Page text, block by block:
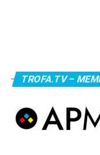
TROFA.TV –